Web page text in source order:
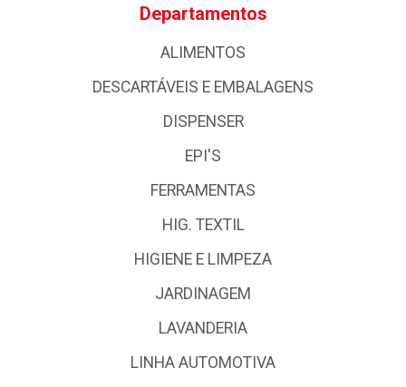
Departamentos
ALIMENTOS
DESCARTÁVEIS E EMBALAGENS
DISPENSER
EPI'S
FERRAMENTAS
HIG. TEXTIL
HIGIENE E LIMPEZA
JARDINAGEM
LAVANDERIA
LINHA AUTOMOTIVA